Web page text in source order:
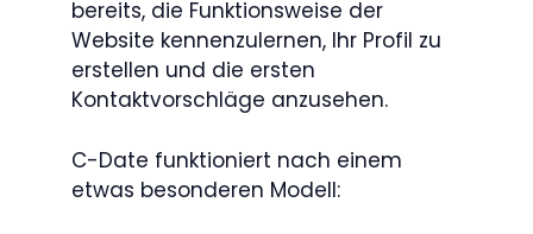
bereits, die Funktionsweise der
Website kennenzulernen, Ihr Profil zu
erstellen und die ersten
Kontaktvorschläge anzusehen.
C-Date funktioniert nach einem
etwas besonderen Modell: